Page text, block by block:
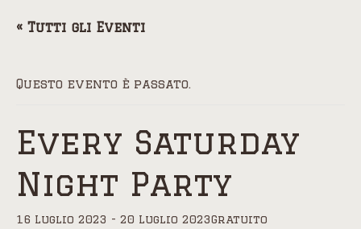
« Tutti gli Eventi
Questo evento è passato.
Every Saturday
Night Party
16 Luglio 2023 - 20 Luglio 2023Gratuito